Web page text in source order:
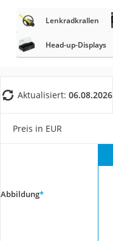
Lenkradkrallen
Head-up-Displays
Aktualisiert: 06.08.2026
Preis in EUR
Abbildung*